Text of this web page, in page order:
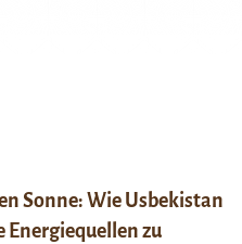
Sonne: Wie Usbekistan
zu